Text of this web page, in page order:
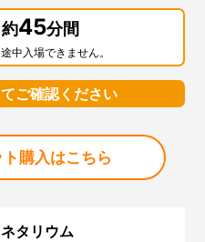
約45分間
中入場できません。
ご確認ください
購入はこちら
タリウム